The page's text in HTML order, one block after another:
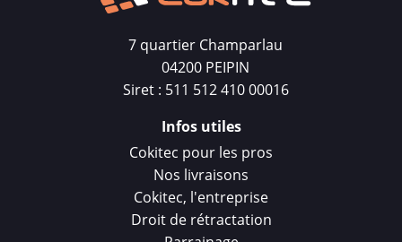
7 quartier Champarlau
04200 PEIPIN
Siret : 511 512 410 00016
Infos utiles
Cokitec pour les pros
Nos livraisons
Cokitec, l'entreprise
Droit de rétractation